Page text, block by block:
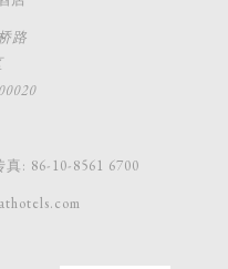
路
真: 86-10-8561 6700